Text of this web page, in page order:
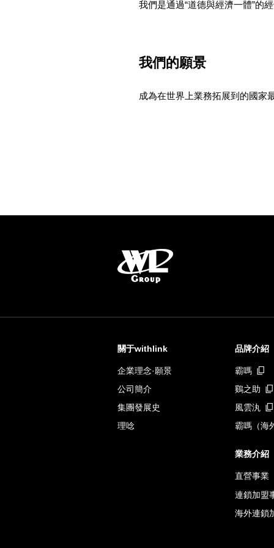
我們是通過“道德與經濟一體”的
我們的願景
成為在世界上業務拓展到的國家
關于withlink
企業理念·願景
公司簡介
集團發展史
理唸
品牌介紹
霸嗎
鷄之助
風雲汍
霸嗎（海
業務介紹
直營事業
連鎖加盟
海外連鎖